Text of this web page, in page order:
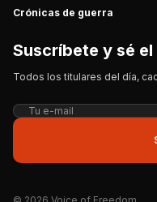
Crónicas de guerra
Suscríbete y sé
Todos los titulares del día,